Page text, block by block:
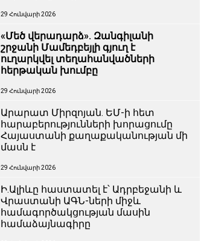
29 Հունվարի 2026
«Մեծ վերադարձ». Զանգիլանի
շրջանի Մամեդբեյլի գյուղ է
ուղարկվել տեղահանվածների
հերթական խումբը
29 Հունվարի 2026
Արարատ Միրզոյան. ԵՄ-ի հետ
հարաբերությունների խորացումը
Հայաստանի քաղաքականության մի
մասն է
29 Հունվարի 2026
Ի.Ալիևը հաստատել է՝ Ադրբեջանի և
Վրաստանի ԱԳՆ-ների միջև
համագործակցության մասին
համաձայնագիրը